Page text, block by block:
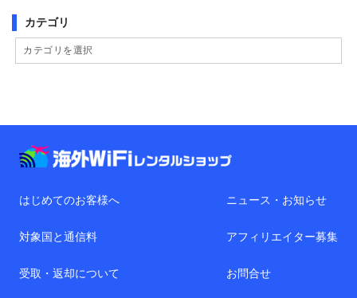
カテゴリ
はじめてのお客様へ
対象国と通信料
受取・返却について
ニュース・お知らせ
アフィリエイター募集
お問合せ